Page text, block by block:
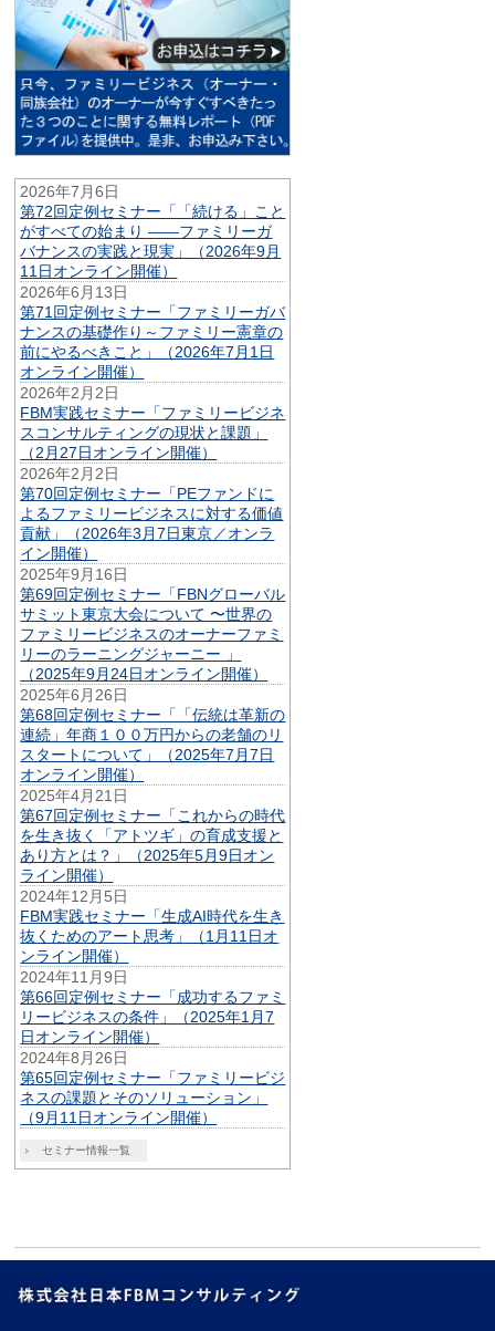
2026年7月6日
第72回定例セミナー「「続ける」こと
がすべての始まり ——ファミリーガ
バナンスの実践と現実」（2026年9月
11日オンライン開催）
2026年6月13日
第71回定例セミナー「ファミリーガバ
ナンスの基礎作り～ファミリー憲章の
前にやるべきこと」（2026年7月1日
オンライン開催）
2026年2月2日
FBM実践セミナー「ファミリービジネ
スコンサルティングの現状と課題」
（2月27日オンライン開催）
2026年2月2日
第70回定例セミナー「PEファンドに
よるファミリービジネスに対する価値
貢献」（2026年3月7日東京／オンラ
イン開催）
2025年9月16日
第69回定例セミナー「FBNグローバル
サミット東京大会について 〜世界の
ファミリービジネスのオーナーファミ
リーのラーニングジャーニー 」
（2025年9月24日オンライン開催）
2025年6月26日
第68回定例セミナー「「伝統は革新の
連続」年商１００万円からの老舗のリ
スタートについて」（2025年7月7日
オンライン開催）
2025年4月21日
第67回定例セミナー「これからの時代
を生き抜く「アトツギ」の育成支援と
あり方とは？」（2025年5月9日オン
ライン開催）
2024年12月5日
FBM実践セミナー「生成AI時代を生き
抜くためのアート思考」（1月11日オ
ンライン開催）
2024年11月9日
第66回定例セミナー「成功するファミ
リービジネスの条件」（2025年1月7
日オンライン開催）
2024年8月26日
第65回定例セミナー「ファミリービジ
ネスの課題とそのソリューション」
（9月11日オンライン開催）
セミナー情報一覧